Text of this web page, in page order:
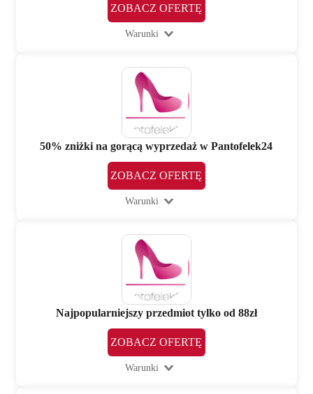
ZOBACZ OFERTĘ
Warunki
50% zniżki na gorącą wyprzedaż w Pantofelek24
ZOBACZ OFERTĘ
Warunki
Najpopularniejszy przedmiot tylko od 88zł
ZOBACZ OFERTĘ
Warunki